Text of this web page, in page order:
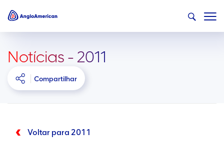
Notícias - 2011
Compartilhar
Voltar para 2011